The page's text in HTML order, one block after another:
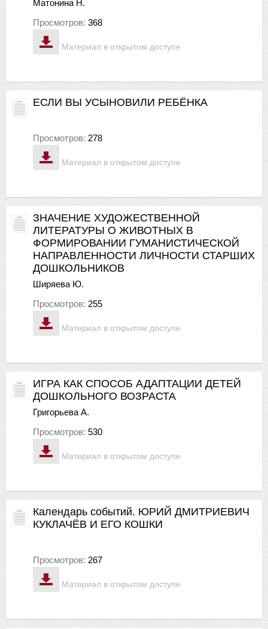
Материал в открытом доступе
Матонина Н.
Просмотров: 368
Материал в открытом доступе
ЕСЛИ ВЫ УСЫНОВИЛИ РЕБЁНКА
Просмотров: 278
Материал в открытом доступе
ЗНАЧЕНИЕ ХУДОЖЕСТВЕННОЙ
ЛИТЕРАТУРЫ О ЖИВОТНЫХ В
ФОРМИРОВАНИИ ГУМАНИСТИЧЕСКОЙ
НАПРАВЛЕННОСТИ ЛИЧНОСТИ СТАРШИХ
ДОШКОЛЬНИКОВ
Ширяева Ю.
Просмотров: 255
Материал в открытом доступе
ИГРА КАК СПОСОБ АДАПТАЦИИ ДЕТЕЙ
ДОШКОЛЬНОГО ВОЗРАСТА
Григорьева А.
Просмотров: 530
Материал в открытом доступе
Календарь событий. ЮРИЙ ДМИТРИЕВИЧ
КУКЛАЧЁВ И ЕГО КОШКИ
Просмотров: 267